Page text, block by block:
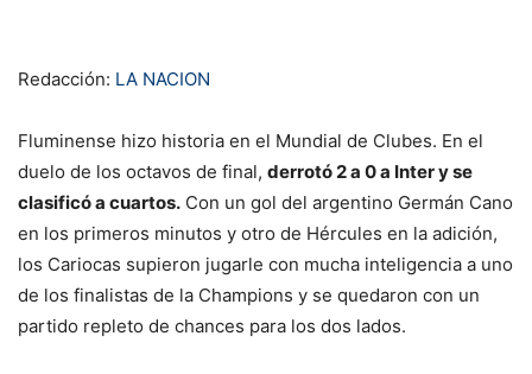
Redacción: LA NACION
Fluminense hizo historia en el Mundial de Clubes. En el
duelo de los octavos de final, derrotó 2 a 0 a Inter y se
clasificó a cuartos. Con un gol del argentino Germán Cano
en los primeros minutos y otro de Hércules en la adición,
los Cariocas supieron jugarle con mucha inteligencia a uno
de los finalistas de la Champions y se quedaron con un
partido repleto de chances para los dos lados.